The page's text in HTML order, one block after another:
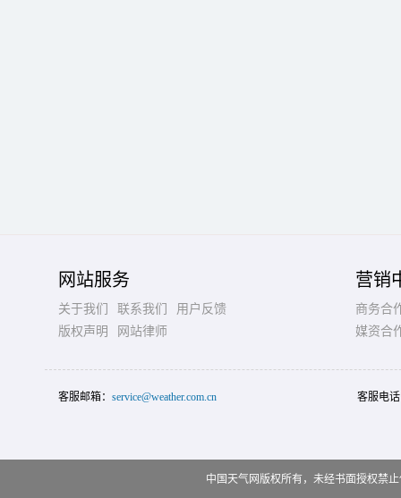
网站服务
关于我们 联系我们
用户反馈
版权声明
网站律师
营销
商务合
媒资合
客服邮箱： service@weather.com.cn 客服电
中国天气网版权所有，未经书面授权